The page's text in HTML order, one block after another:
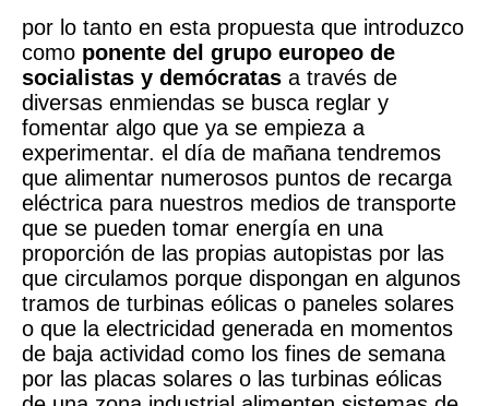
por lo tanto en esta propuesta que introduzco
como ponente del grupo europeo de
socialistas y demócratas a través de
diversas enmiendas se busca reglar y
fomentar algo que ya se empieza a
experimentar. el día de mañana tendremos
que alimentar numerosos puntos de recarga
eléctrica para nuestros medios de transporte
que se pueden tomar energía en una
proporción de las propias autopistas por las
que circulamos porque dispongan en algunos
tramos de turbinas eólicas o paneles solares
o que la electricidad generada en momentos
de baja actividad como los fines de semana
por las placas solares o las turbinas eólicas